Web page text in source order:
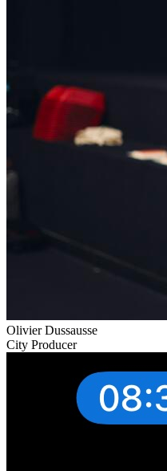
Olivier Dussausse
City Producer